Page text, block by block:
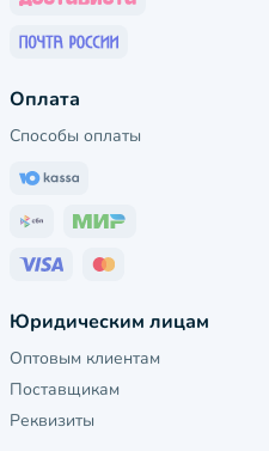
Оплата
Способы оплаты
Юридическим лицам
Оптовым клиентам
Поставщикам
Реквизиты